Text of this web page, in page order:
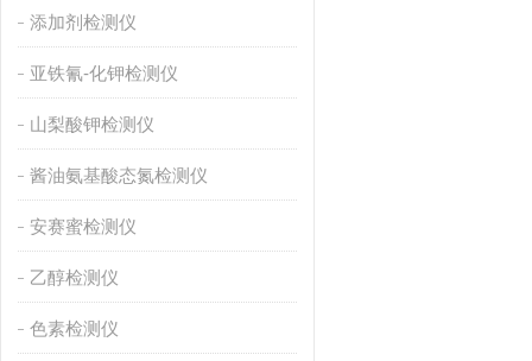
添加剂检测仪
亚铁氰-化钾检测仪
山梨酸钾检测仪
酱油氨基酸态氮检测仪
安赛蜜检测仪
乙醇检测仪
色素检测仪